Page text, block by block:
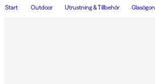
Start Outdoor Utrustning & Tillbehör Glasögon